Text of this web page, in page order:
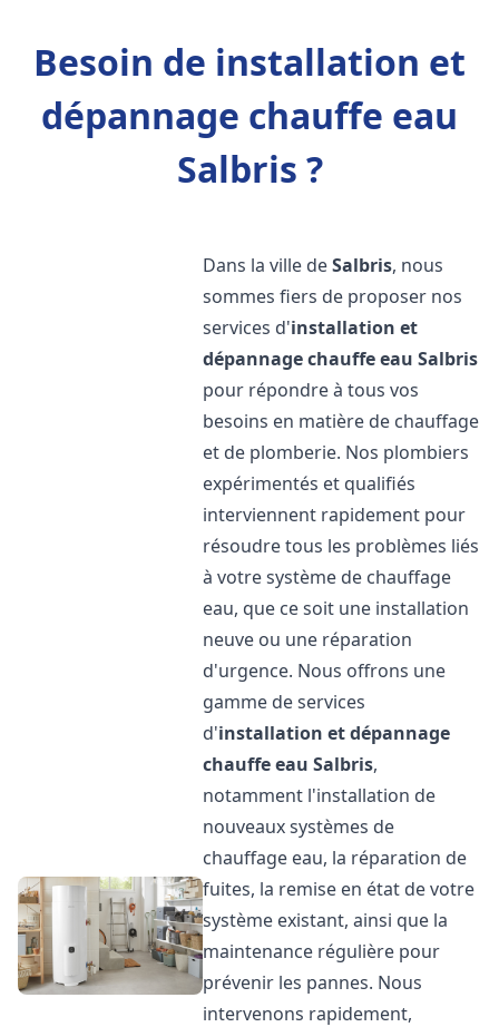
Besoin de installation et
dépannage chauffe eau
Salbris ?
Dans la ville deSalbris, nous
sommes fiers de proposer nos
services d'installation et
dépannage chauffe eau Salbris
pour répondre à tous vos
besoins en matière de chauffage
et de plomberie. Nos plombiers
expérimentés et qualifiés
interviennent rapidement pour
résoudre tous les problèmes liés
à votre système de chauffage
eau, que ce soit une installation
neuve ou une réparation
d'urgence. Nous offrons une
gamme de services
d'installation et dépannage
chauffe eau Salbris,
notamment l'installation de
nouveaux systèmes de
chauffage eau, la réparation de
fuites, la remise en état de votre
système existant, ainsi que la
maintenance régulière pour
prévenir les pannes. Nous
intervenons rapidement,